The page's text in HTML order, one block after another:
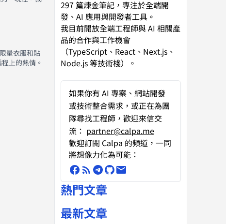
量衣服和貼
上的熱情。
297 篇煉金筆記，專注於全端開
發、AI 應用與開發者工具。
我目前開放全端工程師與 AI 相關產
品的合作與工作機會
（TypeScript、React、Next.js、
Node.js 等技術棧）。
如果你有 AI 專案、網站開發
或技術整合需求，或正在為團
隊尋找工程師，歡迎來信交
流： partner@calpa.me
歡迎訂閱 Calpa 的頻道，一同
將想像力化為可能：
熱門文章
最新文章